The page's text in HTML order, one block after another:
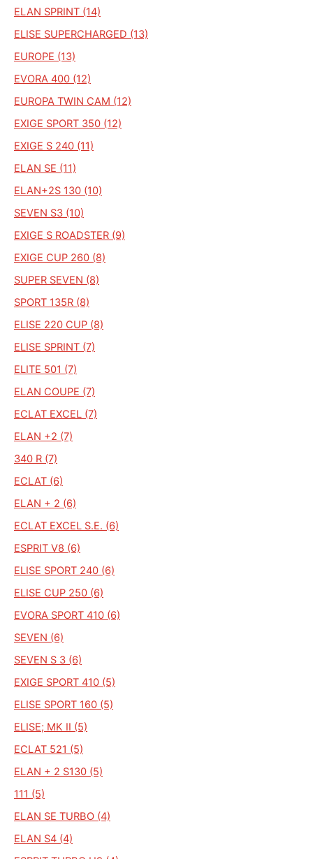
ELAN SPRINT (14)
ELISE SUPERCHARGED (13)
EUROPE (13)
EVORA 400 (12)
EUROPA TWIN CAM (12)
EXIGE SPORT 350 (12)
EXIGE S 240 (11)
ELAN SE (11)
ELAN+2S 130 (10)
SEVEN S3 (10)
EXIGE S ROADSTER (9)
EXIGE CUP 260 (8)
SUPER SEVEN (8)
SPORT 135R (8)
ELISE 220 CUP (8)
ELISE SPRINT (7)
ELITE 501 (7)
ELAN COUPE (7)
ECLAT EXCEL (7)
ELAN +2 (7)
340 R (7)
ECLAT (6)
ELAN + 2 (6)
ECLAT EXCEL S.E. (6)
ESPRIT V8 (6)
ELISE SPORT 240 (6)
ELISE CUP 250 (6)
EVORA SPORT 410 (6)
SEVEN (6)
SEVEN S 3 (6)
EXIGE SPORT 410 (5)
ELISE SPORT 160 (5)
ELISE; MK II (5)
ECLAT 521 (5)
ELAN + 2 S130 (5)
111 (5)
ELAN SE TURBO (4)
ELAN S4 (4)